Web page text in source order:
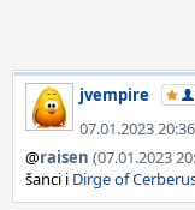
jvempire
07.01.2023 20:36
@raisen (07.01.2023
šanci i Dirge of